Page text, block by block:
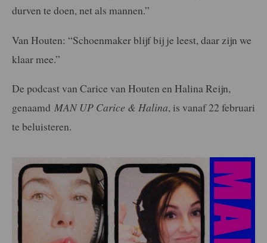
durven te doen, net als mannen.”
Van Houten: “Schoenmaker blijf bij je leest, daar zijn we
klaar mee.”
De podcast van Carice van Houten en Halina Reijn,
genaamd MAN UP Carice & Halina, is vanaf 22 februari
te beluisteren.